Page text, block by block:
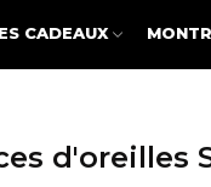
CADEAUX
d'oreilles